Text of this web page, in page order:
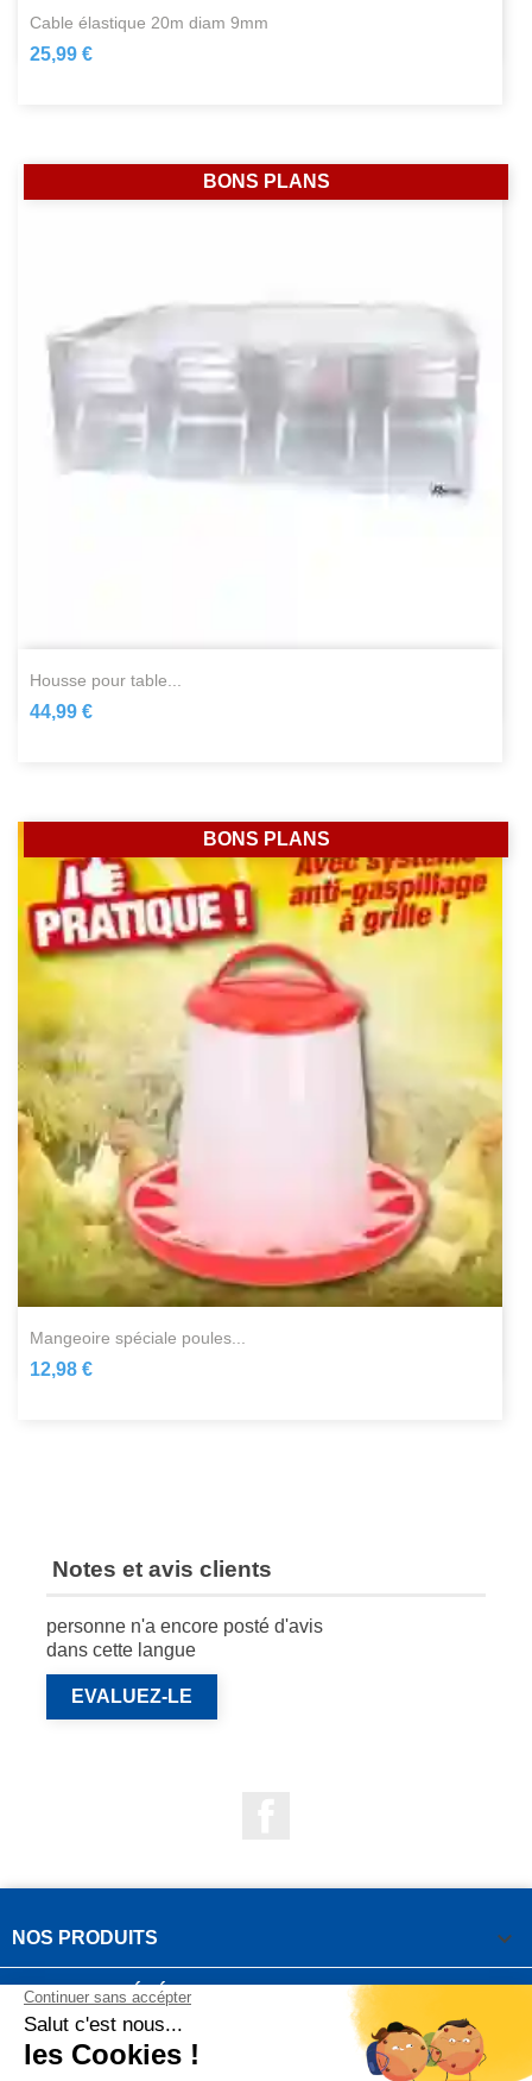
cable élastique 20m diam 9mm
25,99 €
housse pour table...
44,99 €
BONS PLANS
mangeoire spéciale poules...
12,98 €
BONS PLANS
Notes et avis clients
personne n'a encore posté d'avis
dans cette langue
EVALUEZ-LE
NOS PRODUITS 
NOTRE SOCIÉTÉ
VOTRE COMPTE